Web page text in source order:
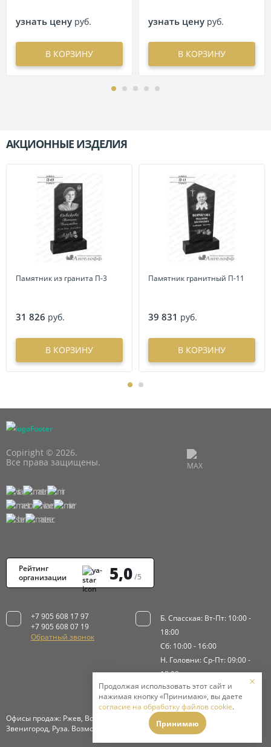
узнать цену руб.
В КОРЗИНУ
узнать цену руб.
В КОРЗИНУ
АКЦИОННЫЕ ИЗДЕЛИЯ
Памятник из гранита П-3
31 826 руб.
В КОРЗИНУ
Памятник гранитный П-11
39 831 руб.
В КОРЗИНУ
Продолжая использовать этот сайт и
нажимая кнопку «Принимаю», вы даете
согласие на обработку файлов cookie.
Принимаю
Copiright © 2026.
Все права защищены.
Рейтинг
организации
5,0/5
+7 905 608 17 97
+7 905 608 07 19
Обратный звонок
Б. Спасская: Вт-Пт: 10:00 -
18:00
Сб: 10:00 - 16:00
Н. Головни: Ср-Пт: 09:00 -
18:00
Сб-Вс: 9:00 - 15:00
Офисы продаж: Ржев, Волоколамск, Истра, Клинский район,
Звенигород, Руза. Возможна доставка в Москву